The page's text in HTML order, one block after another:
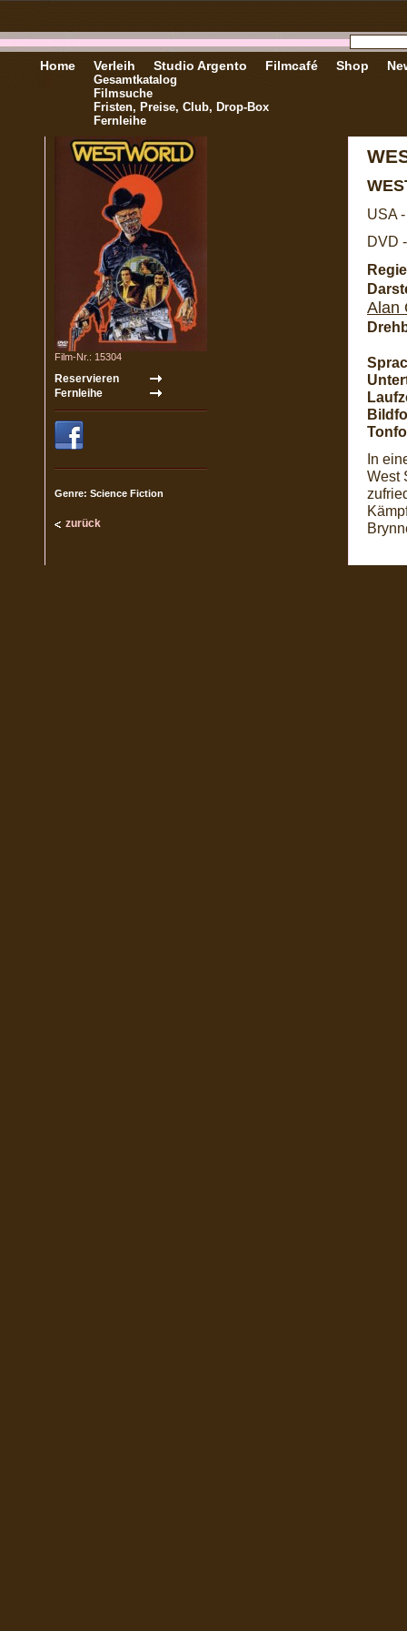
Home Verleih
Gesamtkatalog
Filmsuche
Fristen, Preise, Club, Drop-Box
Fernleihe
Studio Argento Filmcafé Shop
Film-Nr.: 15304
Genre: Science Fiction
zurück
USA
DVD
Alan
In
West